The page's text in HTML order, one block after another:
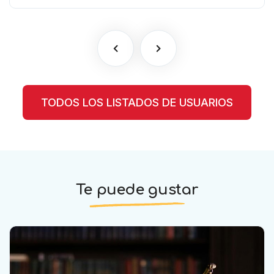
TODOS LOS LISTADOS DE USUARIOS
Te puede gustar